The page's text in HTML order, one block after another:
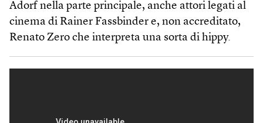
Adorf nella parte principale, anche attori legati al
cinema di Rainer Fassbinder e, non accreditato,
Renato Zero che interpreta una sorta di hippy.